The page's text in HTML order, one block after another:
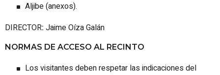
Aljibe (anexos).
DIRECTOR: Jaime Oíza Galán
NORMAS DE ACCESO AL RECINTO
Los visitantes deben respetar las indicaciones del